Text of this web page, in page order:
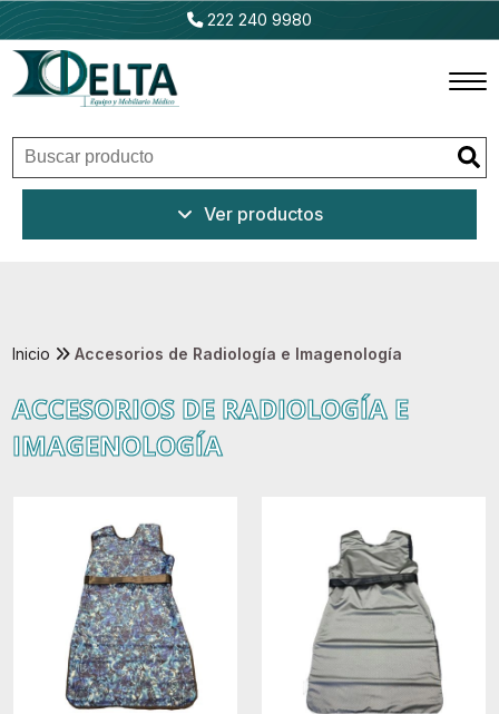
222 240 9980
Inicio
Outlet
Ventajas
Contacto
Ver productos
Inicio Accesorios de Radiología e Imagenología
ACCESORIOS DE RADIOLOGÍA E
IMAGENOLOGÍA